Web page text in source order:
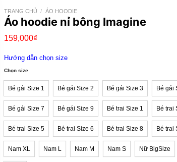
TRANG CHỦ / ÁO HOODIE
Áo hoodie nỉ bông Imagine
159,000₫
Hướng dẫn chọn size
Chọn size
Bé gái Size 1 Bé gái Size 2 Bé gái Size 3 Bé gái
Bé gái Size 7 Bé gái Size 9 Bé trai Size 1 Bé trai
Bé trai Size 5 Bé trai Size 6 Bé trai Size 8 Bé trai
Nam XL Nam L Nam M Nam S Nữ BigSize